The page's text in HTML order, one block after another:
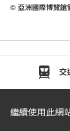
繼續使用此網
交
© 亞洲國際博覽館